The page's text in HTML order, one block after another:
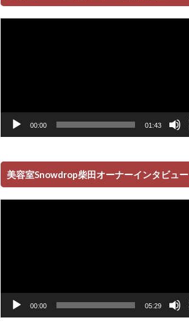
動
00:00 01:43
美容室Snowdrop柴田オーナーインタビュー
動
00:00 05:29